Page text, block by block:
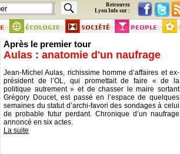
Retrouvez
Lyon Info sur :
Après le premier tour
Aulas : anatomie d'un naufrage
Jean-Michel Aulas, richissime homme d’affaires et ex-
président de l’OL, qui promettait de faire « de la
politique autrement » et de chasser le maire sortant
Grégory Doucet, est passé en l’espace de quelques
semaines du statut d’archi-favori des sondages à celui
de probable futur perdant. Chronique d’un naufrage
annoncé en six actes.
La suite